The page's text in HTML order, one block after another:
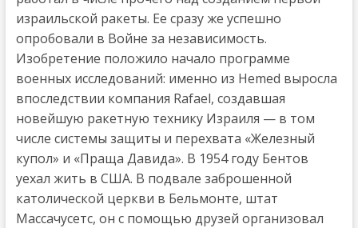
израильской ракеты. Ее сразу же успешно
опробовали в Войне за независимость.
Изобретение положило начало программе
военных исследований: именно из Hemed выросла
впоследствии компания Rafael, создавшая
новейшую ракетную технику Израиля — в том
числе системы защиты и перехвата «Железный
купол» и «Праща Давида». В 1954 году Бентов
уехал жить в США. В подвале заброшенной
католической церкви в Бельмонте, штат
Массачусетс, он с помощью друзей организовал